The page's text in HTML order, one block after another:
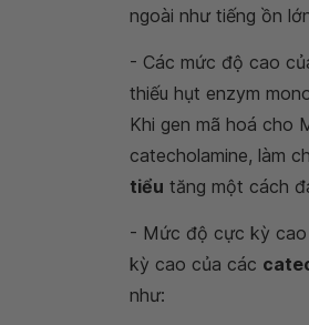
ngoài như tiếng ồn
- Các mức độ cao
thiếu hụt enzym
Khi gen mã hoá cho
catecholamine, làm
tiểu tăng một cách
- Mức độ cực kỳ cao
kỳ cao của các
như: